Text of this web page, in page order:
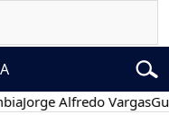
Alfredo Vargas